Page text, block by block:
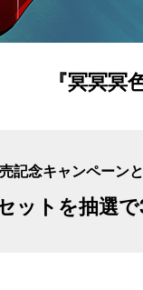
『冥冥冥
記念キャンペーンと
ットを抽選